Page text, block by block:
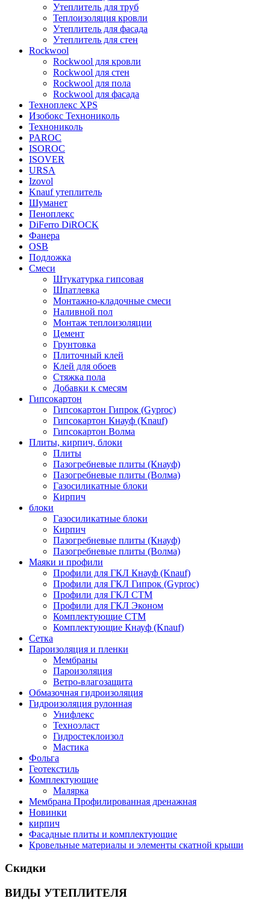
Утеплитель для труб
Теплоизоляция кровли
Утеплитель для фасада
Утеплитель для стен
Rockwool
Rockwool для кровли
Rockwool для стен
Rockwool для пола
Rockwool для фасада
Техноплекс XPS
Изобокс Технониколь
Технониколь
PAROC
ISOROC
ISOVER
URSA
Izovol
Knauf утеплитель
Шуманет
Пеноплекс
DiFerro DiROCK
Фанера
OSB
Подложка
Смеси
Штукатурка гипсовая
Шпатлевка
Монтажно-кладочные смеси
Наливной пол
Монтаж теплоизоляции
Цемент
Грунтовка
Плиточный клей
Клей для обоев
Стяжка пола
Добавки к смесям
Гипсокартон
Гипсокартон Гипрок (Gyproc)
Гипсокартон Кнауф (Knauf)
Гипсокартон Волма
Плиты, кирпич, блоки
Плиты
Пазогребневые плиты (Кнауф)
Пазогребневые плиты (Волма)
Газосиликатные блоки
Кирпич
блоки
Газосиликатные блоки
Кирпич
Пазогребневые плиты (Кнауф)
Пазогребневые плиты (Волма)
Маяки и профили
Профили для ГКЛ Кнауф (Knauf)
Профили для ГКЛ Гипрок (Gyproc)
Профили для ГКЛ СТМ
Профили для ГКЛ Эконом
Комплектующие СТМ
Комплектующие Кнауф (Knauf)
Сетка
Пароизоляция и пленки
Мембраны
Пароизоляция
Ветро-влагозащита
Обмазочная гидроизоляция
Гидроизоляция рулонная
Унифлекс
Техноэласт
Гидростеклоизол
Мастика
Фольга
Геотекстиль
Комплектующие
Малярка
Мембрана Профилированная дренажная
Новинки
кирпич
Фасадные плиты и комплектующие
Кровельные материалы и элементы скатной крыши
Скидки
ВИДЫ УТЕПЛИТЕЛЯ